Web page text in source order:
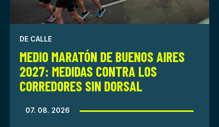
DE CALLE
MEDIO MARATÓN DE BUENOS AIRES
2027: MEDIDAS CONTRA LOS
CORREDORES SIN DORSAL
07. 08. 2026